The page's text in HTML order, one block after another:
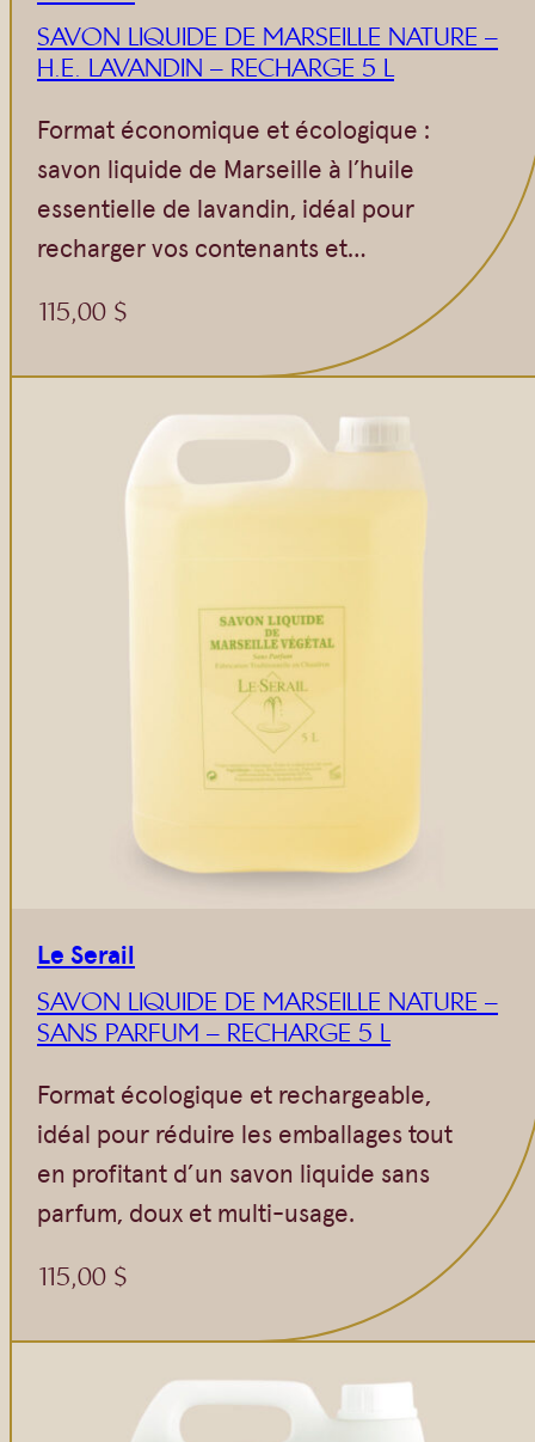
SAVON LIQUIDE DE MARSEILLE NATURE –
H.E. LAVANDIN – RECHARGE 5 L
Format économique et écologique :
savon liquide de Marseille à l’huile
essentielle de lavandin, idéal pour
recharger vos contenants et…
115,00 $
Le Serail
SAVON LIQUIDE DE MARSEILLE NATURE –
SANS PARFUM – RECHARGE 5 L
Format écologique et rechargeable,
idéal pour réduire les emballages tout
en profitant d’un savon liquide sans
parfum, doux et multi-usage.
115,00 $